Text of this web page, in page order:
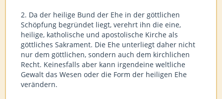
2. Da der heilige Bund der Ehe in der göttlichen
Schöpfung begründet liegt, verehrt ihn die eine,
heilige, katholische und apostolische Kirche als
göttliches Sakrament. Die Ehe unterliegt daher nicht
nur dem göttlichen, sondern auch dem kirchlichen
Recht. Keinesfalls aber kann irgendeine weltliche
Gewalt das Wesen oder die Form der heiligen Ehe
verändern.